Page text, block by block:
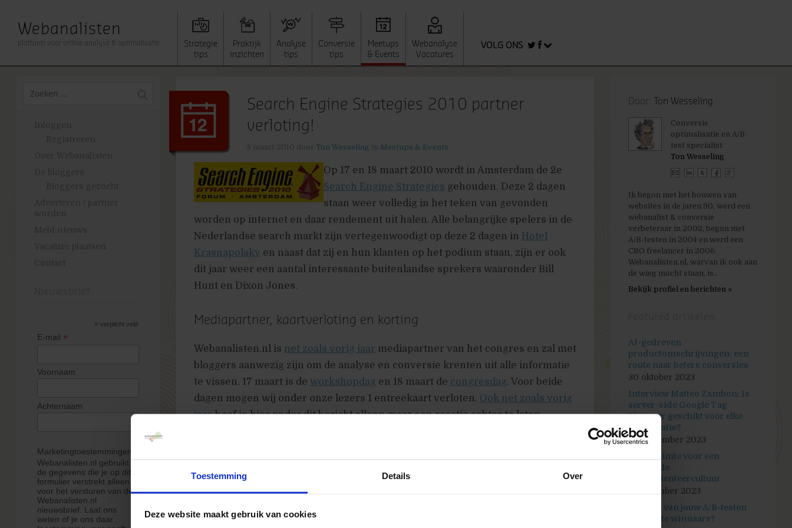
Toestemming Details Over
Deze website maakt gebruik van cookies
Webanalisten
platform voor online analyse & optimalisatie
Strategie
tips
Praktijk
inzichten
Analyse
tips
Conversie
tips
Meetups
& Events
Webanalyse
Vacatures
VOLG ONS
* verplicht veld
E-mail *
Voornaam
Achternaam
Marketingtoestemmingen
Webanalisten.nl gebruikt
de gegevens die je op dit
formulier verstrekt alleen
voor het versturen van de
Webanalisten.nl
nieuwsbrief. Laat ons
weten of je ons daar
Search Engine Strategies 2010 partner
verloting!
Ton Wesseling Meetups & Events
Op 17 en 18 maart 2010 wordt in Amsterdam de 2e
Search Engine Strategies gehouden. Deze 2 dagen
staan weer volledig in het teken van gevonden
worden op internet en daar rendement uit halen. Alle belangrijke spelers in de
Nederlandse search markt zijn vertegenwoodigt op deze 2 dagen in Hotel
Krasnapolsky en naast dat zij en hun klanten op het podium staan, zijn er ook
dit jaar weer een aantal interessante buitenlandse sprekers waaronder Bill
Hunt en Dixon Jones.
Mediapartner, kaartverloting en korting
Webanalisten.nl is net zoals vorig jaar mediapartner van het congres en zal met
bloggers aanwezig zijn om de analyse en conversie krenten uit alle informatie
te vissen. 17 maart is de workshopdag en 18 maart de congresdag. Voor beide
dagen mogen wij onder onze lezers 1 entreekaart verloten. Ook net zoals vorig
jaarhoef je hier onder dit bericht alleen maar een reactie achter te laten,
normale entree!
Hoe en wanneer kiezen we de winnaars?
Door: Ton Wesseling
Conversie
optimalisatie en A/B-
test specialist
Ton Wesseling
Ik begon met het bouwen van
websites in de jaren 90, werd een
webanalist & conversie
verbeteraar in 2002, begon met
A/B-testen in 2004 en werd een
CRO freelancer in 2006.
Webanalisten.nl, warvan ik ook aan
de wieg mocht staan, is...
Bekijk profiel en berichten »
AI-gedreven
productomschrijvingen: een
route naar betere conversies
30 oktober 2023
Interview Matteo Zambon: Is
server-side Google Tag
Manager geschikt voor elke
organisatie?
26 september 2023
Maak ruimte voor een
bloeiende
experimenteercultuur
5 september 2023
Hoeveel van jouw A/B-testen
zijn echte winnaars?